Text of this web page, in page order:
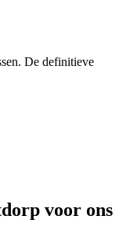
De definitieve
voor ons